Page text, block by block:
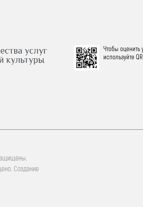
Чтобы оценить
используйте
Создание